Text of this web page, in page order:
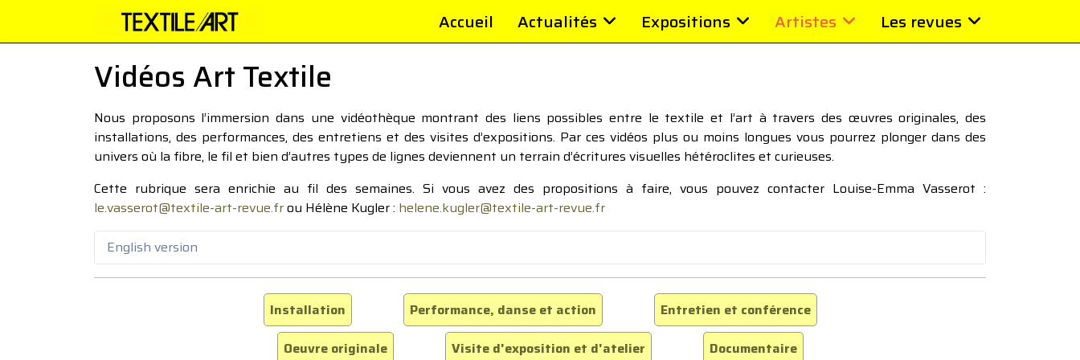
Accueil Actualités Expositions Artistes Les revues
Vidéos Art Textile
Nous proposons l’immersion dans une vidéothèque montrant des liens possibles entre le textile et l’art à travers des œuvres originales, des
installations, des performances, des entretiens et des visites d’expositions. Par ces vidéos plus ou moins longues vous pourrez plonger dans des
univers où la fibre, le fil et bien d’autres types de lignes deviennent un terrain d’écritures visuelles hétéroclites et curieuses.
Cette rubrique sera enrichie au fil des semaines. Si vous avez des propositions à faire, vous pouvez contacter Louise-Emma Vasserot :
le.vasserot@textile-art-revue.frou Hélène Kugler : helene.kugler@textile-art-revue.fr
English version
Installation Performance, danse et action
Entretien et conférence
Oeuvre originale
Visite d'exposition et d'atelier Documentaire